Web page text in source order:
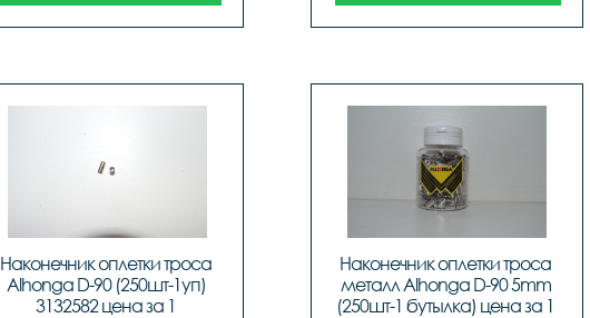
Наконечник оплетки троса
Alhonga D-90 (250шт-1уп)
3132582 цена за 1
Наконечник оплетки троса
металл Alhonga D-90 5mm
(250шт-1 бутылка) цена за 1